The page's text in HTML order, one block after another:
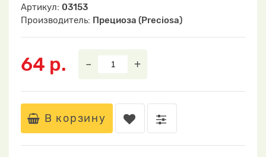
Артикул: 03153
Производитель: Прециоза (Preciosa)
64 р. – +
В корзину